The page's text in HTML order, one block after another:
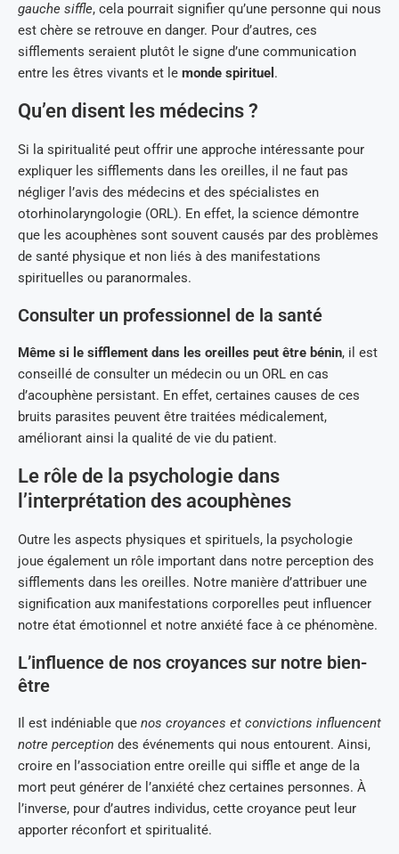
gauche siffle, cela pourrait signifier qu’une personne qui nous
est chère se retrouve en danger. Pour d’autres, ces
sifflements seraient plutôt le signe d’une communication
entre les êtres vivants et le monde spirituel .
Qu’en disent les médecins ?
Si la spiritualité peut offrir une approche intéressante pour
expliquer les sifflements dans les oreilles, il ne faut pas
négliger l’avis des médecins et des spécialistes en
otorhinolaryngologie (ORL). En effet, la science démontre
que les acouphènes sont souvent causés par des problèmes
de santé physique et non liés à des manifestations
spirituelles ou paranormales.
Consulter un professionnel de la santé
Même si le sifflement dans les oreilles peut être bénin, il est
conseillé de consulter un médecin ou un ORL en cas
d’acouphène persistant. En effet, certaines causes de ces
bruits parasites peuvent être traitées médicalement,
améliorant ainsi la qualité de vie du patient.
Le rôle de la psychologie dans
l’interprétation des acouphènes
Outre les aspects physiques et spirituels, la psychologie
joue également un rôle important dans notre perception des
sifflements dans les oreilles. Notre manière d’attribuer une
signification aux manifestations corporelles peut influencer
notre état émotionnel et notre anxiété face à ce phénomène.
L’influence de nos croyances sur notre bien-
être
Il est indéniable que nos croyances et convictions influencent
notre perception des événements qui nous entourent. Ainsi,
croire en l’association entre oreille qui siffle et ange de la
mort peut générer de l’anxiété chez certaines personnes. À
l’inverse, pour d’autres individus, cette croyance peut leur
apporter réconfort et spiritualité.